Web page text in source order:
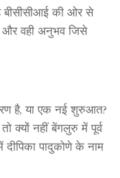
बीसीसीआई की ओर से
और वही अनुभव जिसे
है, या एक नई शुरुआत?
क्यों नहीं बेंगलुरु में पूर्व
दीपिका पादुकोणे के नाम